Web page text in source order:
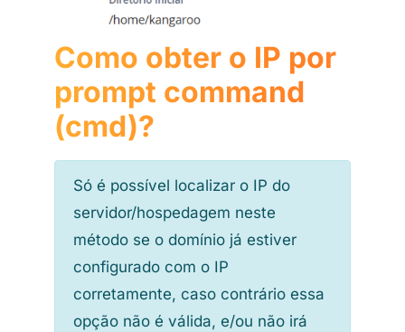
Como obter o IP por
prompt command
(cmd)?
Só é possível localizar o IP do
servidor/hospedagem neste
método se o domínio já estiver
configurado com o IP
corretamente, caso contrário essa
opção não é válida, e/ou não irá